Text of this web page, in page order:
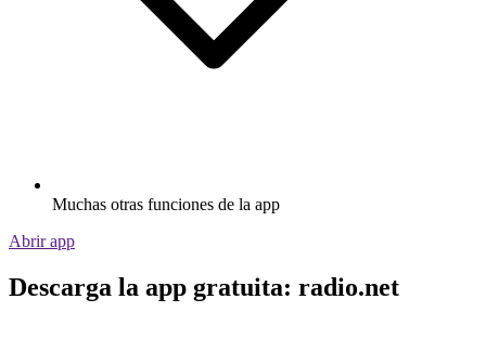
Muchas otras funciones de la app
Abrir app
Descarga la app gratuita: radio.net